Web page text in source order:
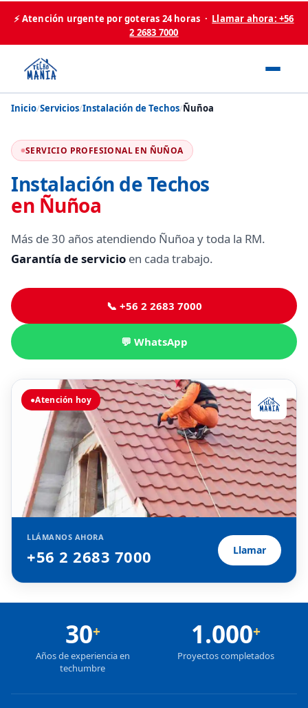
⚡ Atención urgente por goteras 24 horas · Llamar ahora: +56
2 2683 7000
Inicio/Servicios/Instalación de Techos/Ñuñoa
SERVICIO PROFESIONAL EN ÑUÑOA
Instalación de Techos
en Ñuñoa
Más de 30 años atendiendo Ñuñoa y toda la RM.
Garantía de servicio en cada trabajo.
📞 +56 2 2683 7000
💬 WhatsApp
●Atención hoy
LLÁMANOS AHORA
+56 2 2683 7000 Llamar
30+
Años de experiencia en
techumbre
1.000+
Proyectos completados